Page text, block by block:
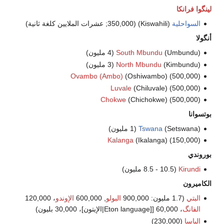
لينگوا فرانكا
السواحلية (Kiswahili) (350,000; عشرات الملايين كلغة ثانية)
أنگولا
South Mbundu (Umbundu) (4 مليون)
North Mbundu (Kimbundu) (3 مليون)
Ovambo (Ambo) (Oshiwambo) (500,000)
Luvale(Chiluvale) (500,000)
Chokwe(Chichokwe) (500,000)
بوتسوانا
Tswana (Setswana) (1 مليون)
Kalanga(Ikalanga) (150,000)
بوروندي
Kirundi (8.5 - 10.5 مليون)
الكاميرون
البتي (1.7 مليون: 900,000 البولو, 600,000 الإوندو، 120,000
الفانگ، 60,000 [[Eton language|الإيتون]، 30,000 بليون)
الباسا (230,000)